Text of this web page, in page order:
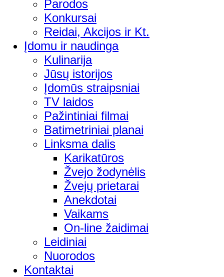
Parodos
Konkursai
Reidai, Akcijos ir Kt.
Įdomu ir naudinga
Kulinarija
Jūsų istorijos
Įdomūs straipsniai
TV laidos
Pažintiniai filmai
Batimetriniai planai
Linksma dalis
Karikatūros
Žvejo žodynėlis
Žvejų prietarai
Anekdotai
Vaikams
On-line žaidimai
Leidiniai
Nuorodos
Kontaktai